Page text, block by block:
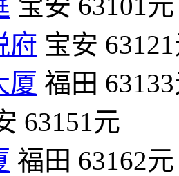
府 宝安
厦 福田
63151元
福田 63162元